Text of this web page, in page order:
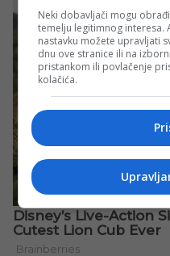
Neki dobavljači mogu
temelju legitimnog interesa.
nastavku možete upravljati
dnu ove stranice ili na
pristankom ili povlačenje
kolačića.